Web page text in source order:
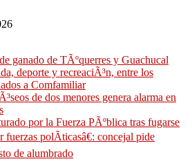
ganado de TÃºquerres y Guachucal
deporte y recreaciÃ³n, entre los
a Comfamiliar
de dos menores genera alarma en
por la Fuerza PÃºblica tras fugarse
fuerzas polÃ­ticasâ€: concejal pide
de alumbrado